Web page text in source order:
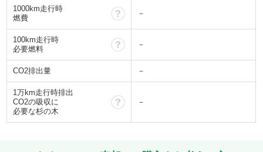
1000km走行時
燃費
－
100km走行時
必要燃料
－
CO2排出量 －
1万km走行時排出
CO2の吸収に
必要な杉の木
－